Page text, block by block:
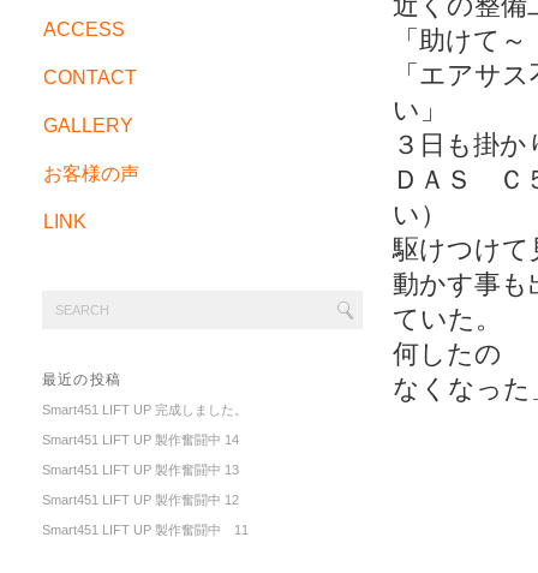
ACCESS
CONTACT
GALLERY
お客様の声
LINK
最近の投稿
Smart451 LIFT UP 完成しました。
Smart451 LIFT UP 製作奮闘中 14
Smart451 LIFT UP 製作奮闘中 13
Smart451 LIFT UP 製作奮闘中 12
Smart451 LIFT UP 製作奮闘中 11
「助けて
「エアサ
い」
３日も掛
ＤＡＳ Ｃ
い）
駆けつけ
動かす事
ていた。
何したの
なくなった